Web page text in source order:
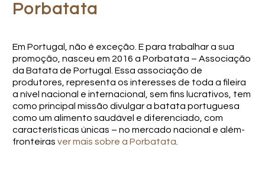
Porbatata
Em Portugal, não é exceção. E para trabalhar a sua
promoção, nasceu em 2016 a Porbatata – Associação
da Batata de Portugal. Essa associação de
produtores, representa os interesses de toda a fileira
a nível nacional e internacional, sem fins lucrativos, tem
como principal missão divulgar a batata portuguesa
como um alimento saudável e diferenciado, com
características únicas – no mercado nacional e além-
fronteiras ver mais sobre a Porbatata